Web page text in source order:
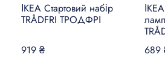
ІКЕА Стартовий набір
TRÅDFRI ТРОДФРІ
919 ₴
689